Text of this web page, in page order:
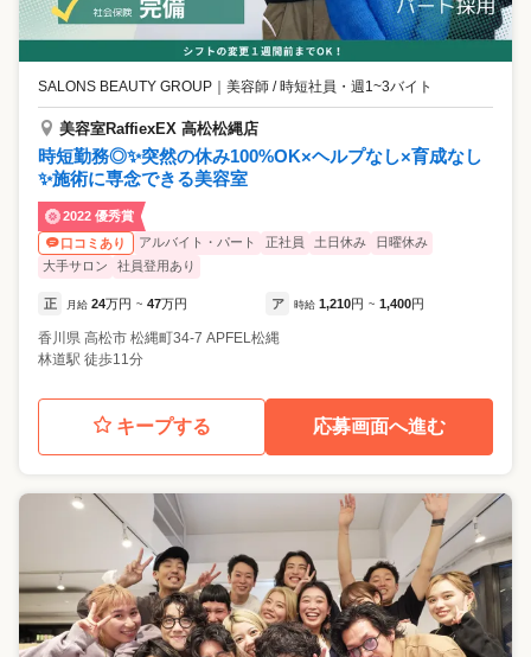
SALONS BEAUTY GROUP ｜ 美容師 / 時短社員・週1~3バイト
美容室RaffiexEX 高松松縄店
時短勤務◎✨突然の休み100%OK×ヘルプなし×育成なし
✨施術に専念できる美容室
2022 優秀賞
口コミあり
アルバイト・パート 正社員 土日休み
日曜休み
大手サロン
社員登用あり
正 月給 24万円 ~ 47万円 ア 時給 1,210円 ~ 1,400円
香川県 高松市 松縄町34-7 APFEL松縄
林道駅 徒歩11分
キープする 応募画面へ進む